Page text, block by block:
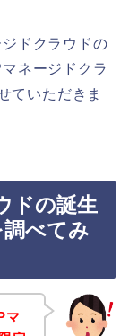
ドクラウドの
ネージドクラ
ていただきま
ドの誕生
調べてみ
マ